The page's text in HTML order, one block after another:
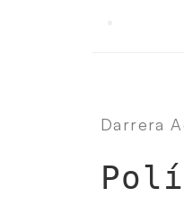
Darrera